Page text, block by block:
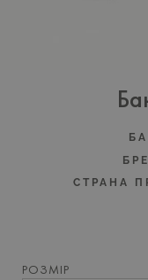
СТРАНА
РОЗМІР